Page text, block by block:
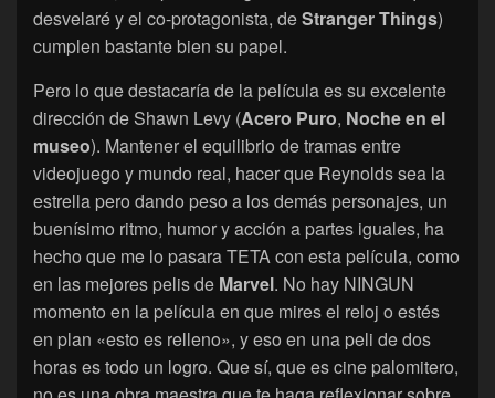
desvelaré y el co-protagonista, deStranger Things)
cumplen bastante bien su papel.
Pero lo que destacaría de la película es su excelente
dirección de Shawn Levy (Acero Puro, Noche en el
museo). Mantener el equilibrio de tramas entre
videojuego y mundo real, hacer que Reynolds sea la
estrella pero dando peso a los demás personajes, un
buenísimo ritmo, humor y acción a partes iguales, ha
hecho que me lo pasara TETA con esta película, como
en las mejores pelis de Marvel. No hay NINGUN
momento en la película en que mires el reloj o estés
en plan «esto es relleno», y eso en una peli de dos
horas es todo un logro. Que sí, que es cine palomitero,